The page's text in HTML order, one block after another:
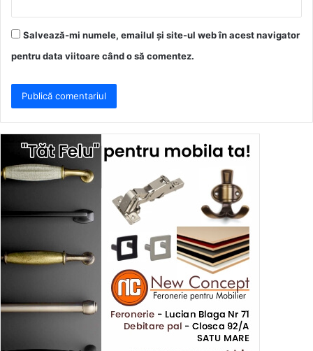
Salvează-mi numele, emailul și site-ul web în acest navigator
pentru data viitoare când o să comentez.